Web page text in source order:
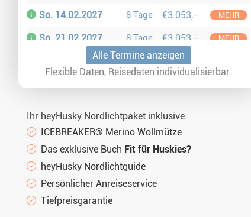
So. 14.02.2027 8 Tage €3.053,- MEHR
So. 21.02.2027 8 Tage €3.053,- MEHR
So. 28.02.2027 8 Tage €3.053,-
So. 21.03.2027 8 Tage €2.816,-
So. 28.03.2027 8 Tage €2.816,-
Alle Termine anzeigen
Flexible Daten, Reisedaten individualisierbar.
Ihr heyHusky Nordlichtpaket inklusive:
ICEBREAKER® Merino Wollmütze
Das exklusive Buch Fit für Huskies?
heyHusky Nordlichtguide
Persönlicher Anreiseservice
Tiefpreisgarantie